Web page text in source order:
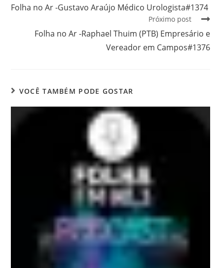
Folha no Ar -Gustavo Araújo Médico Urologista#1374
Próximo post
Folha no Ar -Raphael Thuim (PTB) Empresário e
Vereador em Campos#1376
VOCÊ TAMBÉM PODE GOSTAR